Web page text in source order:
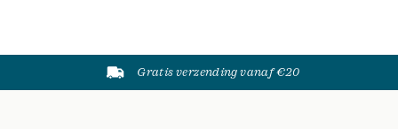
Gratis verzending vanaf €20